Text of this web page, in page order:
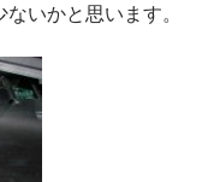
いかと思います。